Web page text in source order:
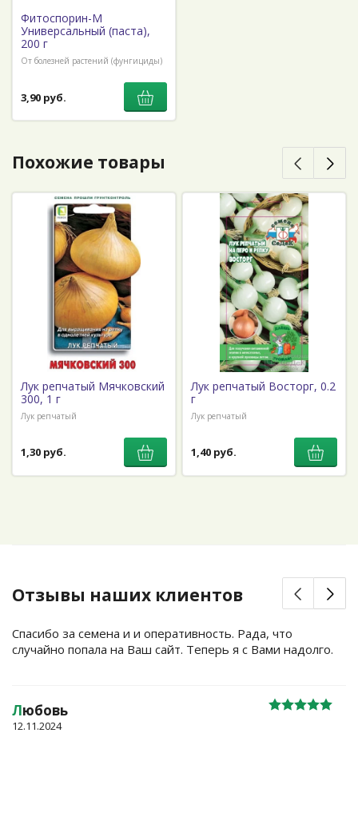
Фитоспорин-М
Универсальный (паста),
200 г
От болезней растений (фунгициды)
3,90 руб.
Похожие товары
Лук репчатый Мячковский
300, 1 г
Лук репчатый
1,30 руб.
Лук репчатый Восторг, 0.2
г
Лук репчатый
1,40 руб.
Отзывы наших клиентов
Спасибо за семена и и оперативность. Рада, что
случайно попала на Ваш сайт. Теперь я с Вами надолго.
Любовь
12.11.2024